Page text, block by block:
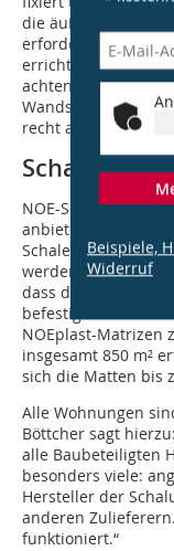
die äußere Wand
erforderlich, die
errichten. Hierbei
achten, dass die
Wandscheiben
recht anspruchsvoll
Schalung
NOE-Schaltechnik
anbietet, die
Schalelementen zu
werden die
dass diese vor Ort
befestigt werden
NOEplast-Matrizen
insgesamt 850 m²
sich die Matten bis
Alle Wohnungen
Böttcher sagt
alle Baubeteiligten
besonders viele:
Hersteller der
anderen
funktioniert.“
Beispiele,
Widerruf